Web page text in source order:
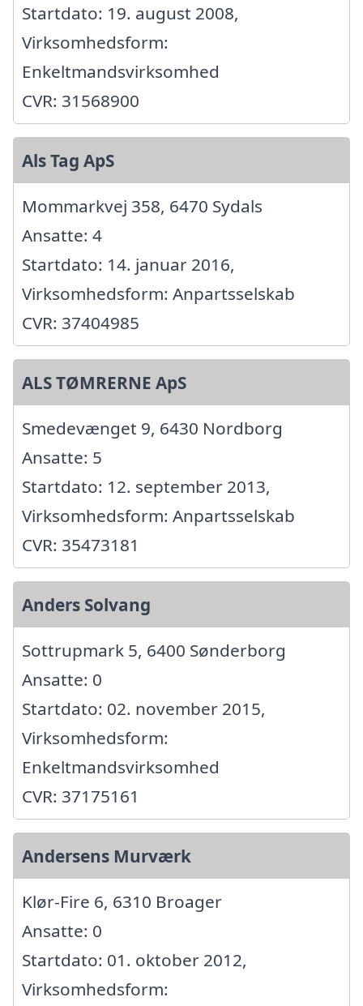
Startdato: 19. august 2008,
Virksomhedsform:
Enkeltmandsvirksomhed
CVR: 31568900
Als Tag ApS
Mommarkvej 358, 6470 Sydals
Ansatte: 4
Startdato: 14. januar 2016,
Virksomhedsform: Anpartsselskab
CVR: 37404985
ALS TØMRERNE ApS
Smedevænget 9, 6430 Nordborg
Ansatte: 5
Startdato: 12. september 2013,
Virksomhedsform: Anpartsselskab
CVR: 35473181
Anders Solvang
Sottrupmark 5, 6400 Sønderborg
Ansatte: 0
Startdato: 02. november 2015,
Virksomhedsform:
Enkeltmandsvirksomhed
CVR: 37175161
Andersens Murværk
Klør-Fire 6, 6310 Broager
Ansatte: 0
Startdato: 01. oktober 2012,
Virksomhedsform: